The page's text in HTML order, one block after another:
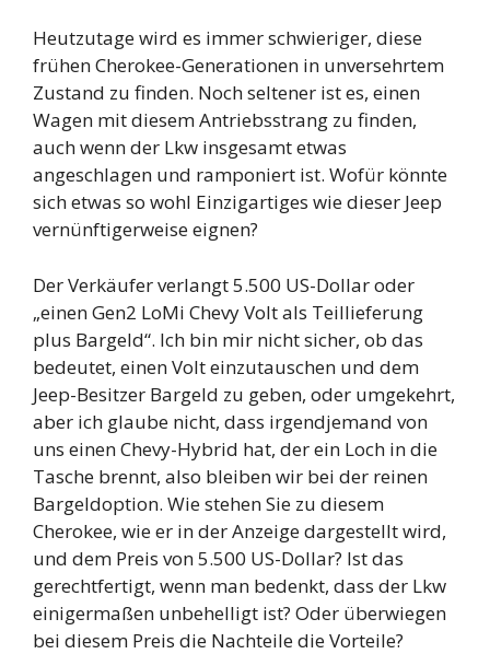
Heutzutage wird es immer schwieriger, diese
frühen Cherokee-Generationen in unversehrtem
Zustand zu finden. Noch seltener ist es, einen
Wagen mit diesem Antriebsstrang zu finden,
auch wenn der Lkw insgesamt etwas
angeschlagen und ramponiert ist. Wofür könnte
sich etwas so wohl Einzigartiges wie dieser Jeep
vernünftigerweise eignen?
Der Verkäufer verlangt 5.500 US-Dollar oder
„einen Gen2 LoMi Chevy Volt als Teillieferung
plus Bargeld“. Ich bin mir nicht sicher, ob das
bedeutet, einen Volt einzutauschen und dem
Jeep-Besitzer Bargeld zu geben, oder umgekehrt,
aber ich glaube nicht, dass irgendjemand von
uns einen Chevy-Hybrid hat, der ein Loch in die
Tasche brennt, also bleiben wir bei der reinen
Bargeldoption. Wie stehen Sie zu diesem
Cherokee, wie er in der Anzeige dargestellt wird,
und dem Preis von 5.500 US-Dollar? Ist das
gerechtfertigt, wenn man bedenkt, dass der Lkw
einigermaßen unbehelligt ist? Oder überwiegen
bei diesem Preis die Nachteile die Vorteile?